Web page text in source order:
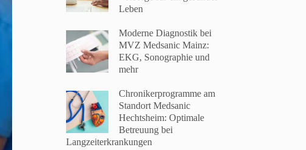
Leben
Moderne Diagnostik bei
MVZ Medsanic Mainz:
EKG, Sonographie und
mehr
Chronikerprogramme am
Standort Medsanic
Hechtsheim: Optimale
Betreuung bei
Langzeiterkrankungen